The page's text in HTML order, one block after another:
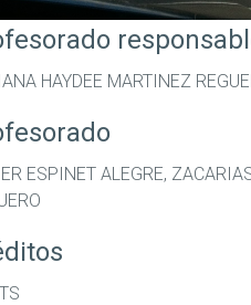
HAYDEE MARTINEZ
ESPINET ALEGRE,